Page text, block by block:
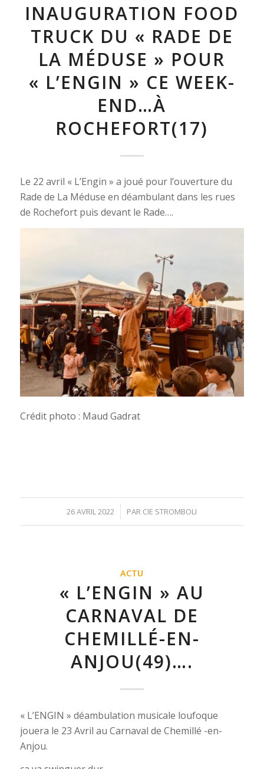
INAUGURATION FOOD
TRUCK DU « RADE DE
LA MÉDUSE » POUR
« L’ENGIN » CE WEEK-
END…À
ROCHEFORT(17)
Le 22 avril « L’Engin » a joué pour l’ouverture du
Rade de La Méduse en déambulant dans les rues
de Rochefort puis devant le Rade….
Crédit photo : Maud Gadrat
26 AVRIL 2022
/ PAR CIE STROMBOLI
ACTU
« L’ENGIN » AU
CARNAVAL DE
CHEMILLÉ-EN-
ANJOU(49)….
« L’ENGIN » déambulation musicale loufoque
jouera le 23 Avril au Carnaval de Chemillé -en-
Anjou.